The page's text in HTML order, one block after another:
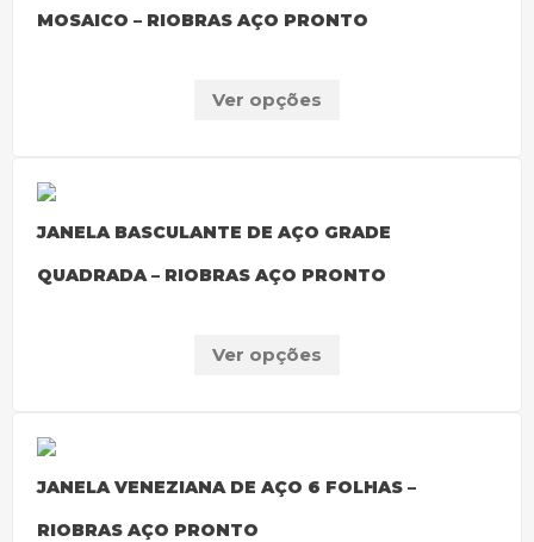
MOSAICO – RIOBRAS AÇO PRONTO
Ver opções
JANELA BASCULANTE DE AÇO GRADE
QUADRADA – RIOBRAS AÇO PRONTO
Ver opções
JANELA VENEZIANA DE AÇO 6 FOLHAS –
RIOBRAS AÇO PRONTO